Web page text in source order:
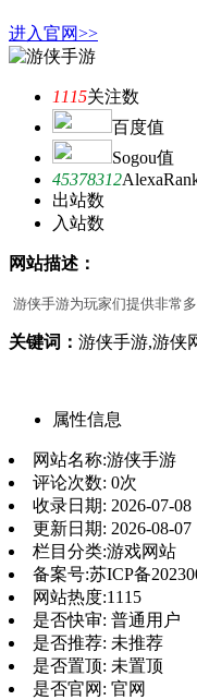
进入官网>>
1115关注数
百度值
Sogou值
45378312
出站数
入站数
网站描述：
游侠手游为玩家们提供非常
关键词： 游侠手游,游侠
属性信息
网站名称:游侠手游
评论次数: 0次
收录日期: 2026-07-08
更新日期: 2026-08-07
栏目分类:游戏网站
备案号:苏ICP备
网站热度:1115
是否快审: 普通用户
是否推荐: 未推荐
是否置顶: 未置顶
是否官网: 官网